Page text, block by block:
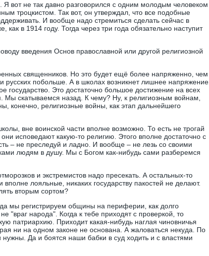
вот не так давно разговорился с одним молодым человеком
троцкистом. Так вот, он утверждал, что все подобные
И вообще надо стремиться сделать сейчас в
как в 1914 году. Тогда через три года обязательно наступит
введения Основ православной или другой религиозной
священников. Но это будет ещё более напряженно, чем
русских побольше. А в школах возникнет лишнее напряжение.
государство. Это достаточно большое достижение на всех
Мы скатываемся назад. К чему? Ну, к религиозным войнам,
конечно, религиозные войны, как этап дальнейшего
вне воинской части вполне возможно. То есть не трогай
исповедают какую-то религию. Этого вполне достаточно с
– не преследуй и ладно. И вообще – не лезь со своими
людям в душу. Мы с Богом как-нибудь сами разберемся
и экстремистов надо пресекать. А остальных-то
лояльные, никаких государству пакостей не делают.
вторым сортом?
мы регистрируем общины на периферии, как долго
"враг народа". Когда к тебе приходят с проверкой, то
патриархию. Приходит какая-нибудь наглая чиновничья
ни на одном законе не основана. А жаловаться некуда. По
Да и боятся наши бабки в суд ходить и с властями